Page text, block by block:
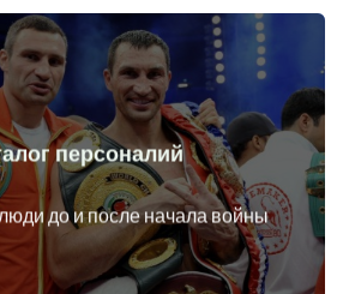
персоналий
до и после начала войны
до и после начала войны
Перейти